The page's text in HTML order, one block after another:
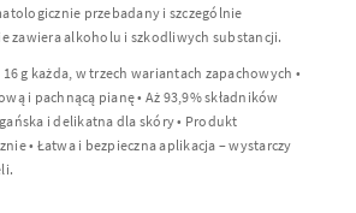
przebadany i szczególnie
zawiera alkoholu i szkodliwych substancji.
g każda, w trzech wariantach zapachowych •
i pachnącą pianę • Aż 93,9% składników
i delikatna dla skóry • Produkt
• Łatwa i bezpieczna aplikacja – wystarczy